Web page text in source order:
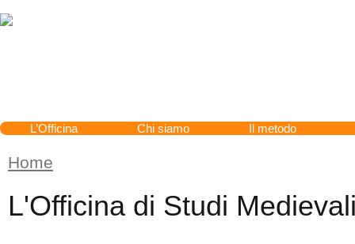
L’Officina Chi siamo Il metodo
Tu sei qui
Home
L'Officina di Studi